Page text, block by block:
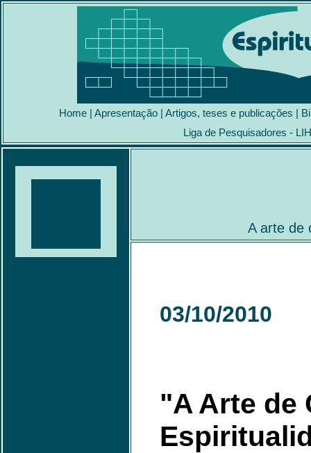
Home | Apresentação | Artigos, teses e publicações |
Liga de Pesquisadores -
A arte de
03/10/2010
"A Arte de